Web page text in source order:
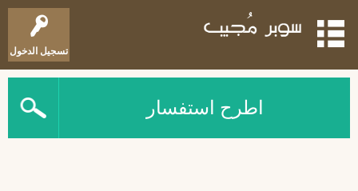
تسجيل الدخول
اطرح استفسار